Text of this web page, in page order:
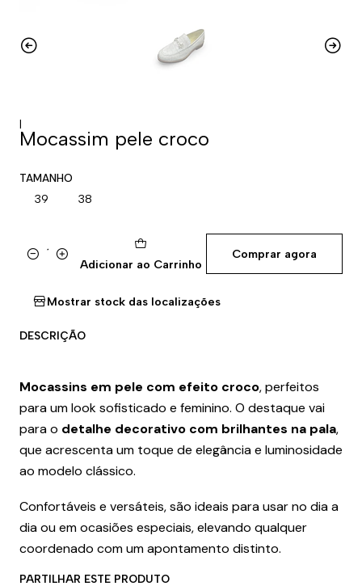
|
Mocassim pele croco
TAMANHO
39 38
QuantidadeAdicionar ao Carrinho
Comprar agora
Mostrar stock das localizações
DESCRIÇÃO
Mocassins em pele com efeito croco, perfeitos
para um look sofisticado e feminino. O destaque vai
para o detalhe decorativo com brilhantes na pala,
que acrescenta um toque de elegância e luminosidade
ao modelo clássico.
Confortáveis e versáteis, são ideais para usar no dia a
dia ou em ocasiões especiais, elevando qualquer
coordenado com um apontamento distinto.
PARTILHAR ESTE PRODUTO